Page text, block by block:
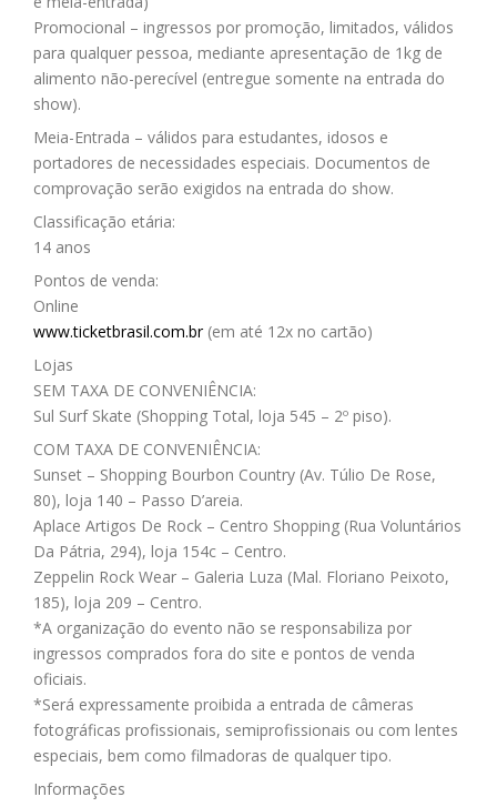
Promocional – ingressos por promoção, limitados, válidos
para qualquer pessoa, mediante apresentação de 1kg de
alimento não-perecível (entregue somente na entrada do
show).
Meia-Entrada – válidos para estudantes, idosos e
portadores de necessidades especiais. Documentos de
comprovação serão exigidos na entrada do show.
Classificação etária:
14 anos
Pontos de venda:
Online
www.ticketbrasil.com.br(em até 12x no cartão)
Lojas
SEM TAXA DE CONVENIÊNCIA:
Sul Surf Skate (Shopping Total, loja 545 – 2º piso).
COM TAXA DE CONVENIÊNCIA:
Sunset – Shopping Bourbon Country (Av. Túlio De Rose,
80), loja 140 – Passo D’areia.
Aplace Artigos De Rock – Centro Shopping (Rua Voluntários
Da Pátria, 294), loja 154c – Centro.
Zeppelin Rock Wear – Galeria Luza (Mal. Floriano Peixoto,
185), loja 209 – Centro.
*A organização do evento não se responsabiliza por
ingressos comprados fora do site e pontos de venda
oficiais.
*Será expressamente proibida a entrada de câmeras
fotográficas profissionais, semiprofissionais ou com lentes
especiais, bem como filmadoras de qualquer tipo.
Informações